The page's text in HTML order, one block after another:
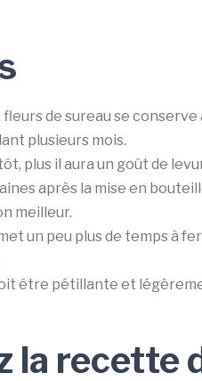
de sureau se conserve
plusieurs mois.
plus il aura un goût de
après la mise en
meilleur.
un peu plus de temps à
être pétillante et
la recette